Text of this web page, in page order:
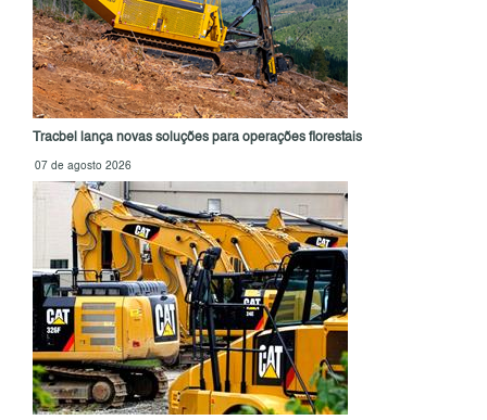
Tracbel lança novas soluções para operações florestais
07 de agosto 2026